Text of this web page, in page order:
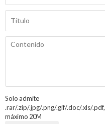
Solo admite
.rar/.zip/.jpg/.png/.gif/.doc/.xls/.pdf,
máximo 20M